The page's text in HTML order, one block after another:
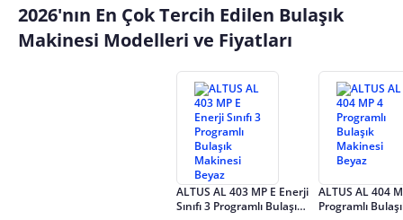
2026'nın En Çok Tercih Edilen Bulaşık
Makinesi Modelleri ve Fiyatları
ALTUS AL 403 MP E Enerji
Sınıfı 3 Programlı Bulaşık
ALTUS AL 404
Programlı